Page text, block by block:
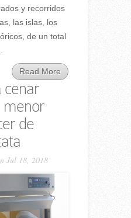
y recorridos
las islas, los
de un total
Read More
cenar
menor
de
Jul 18, 2018